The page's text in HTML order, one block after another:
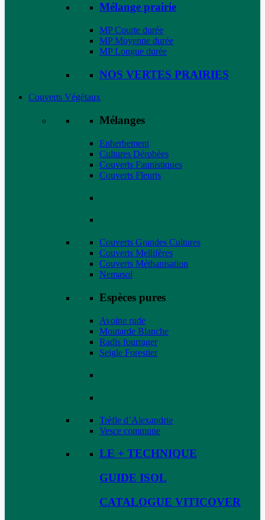
Mélange prairie
MP Courte durée
MP Moyenne durée
MP Longue durée
NOS VERTES PRAIRIES
Couverts Végétaux
Mélanges
Enherbement
Cultures Dérobées
Couverts Faunistiques
Couverts Fleuris
Couverts Grandes Cultures
Couverts Mellifères
Couverts Méthanisation
Nemasol
Espèces pures
Avoine rude
Moutarde Blanche
Radis fourrager
Seigle Forestier
Trèfle d’Alexandrie
Vesce commune
LE + TECHNIQUE
GUIDE ISOL
CATALOGUE VITICOVER